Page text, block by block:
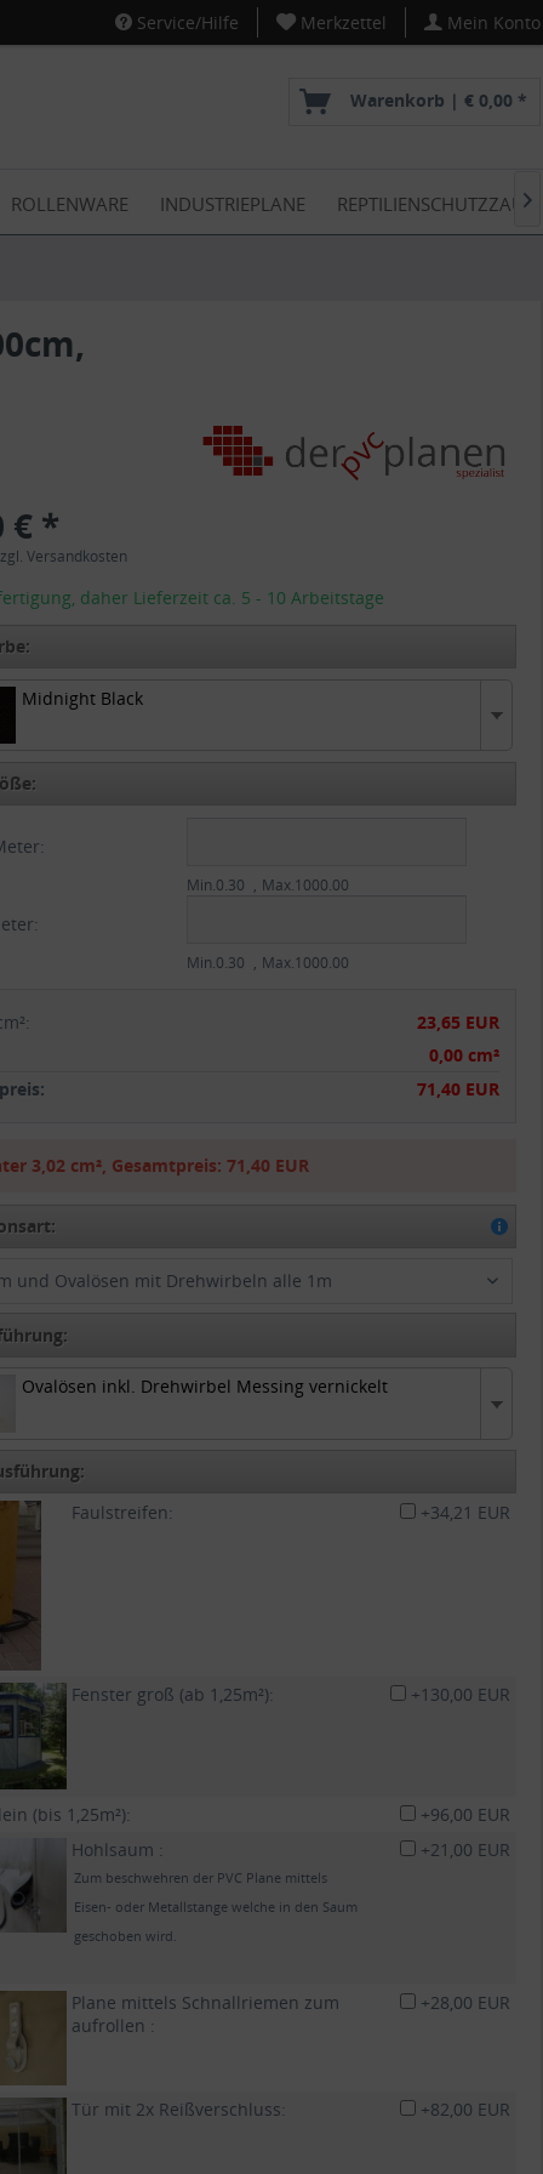
Service/Hilfe Merkzettel Mein Konto
Warenkorb | € 0,00 *
ROLLENWARE INDUSTRIEPLANE 
€ *
Versandkosten
daher Lieferzeit ca. 5 - 10 Arbeitstage
Black
Midnight Black
Min.0.30 Max.1000.00
Min.0.30 Max.1000.00
:
23,65 EUR
0,00 cm²
71,40 EUR
3,02 cm², Gesamtpreis: 71,40 EUR
und Ovalösen mit Drehwirbeln alle 1m
Ovalösen inkl. Drehwirbel Messing vernickelt
Ovalösen inkl. Drehwirbel Messing vernickelt
Faulstreifen:
+34,21 EUR
Fenster groß (ab 1,25m²): +130,00 EUR
(bis 1,25m²):
+96,00 EUR
Hohlsaum :
Zum beschwehren der PVC Plane mittels
Eisen- oder Metallstange welche in den Saum
geschoben wird.
+21,00 EUR
Plane mittels Schnallriemen zum
aufrollen :
+28,00 EUR
Tür mit 2x Reißverschluss: +82,00 EUR